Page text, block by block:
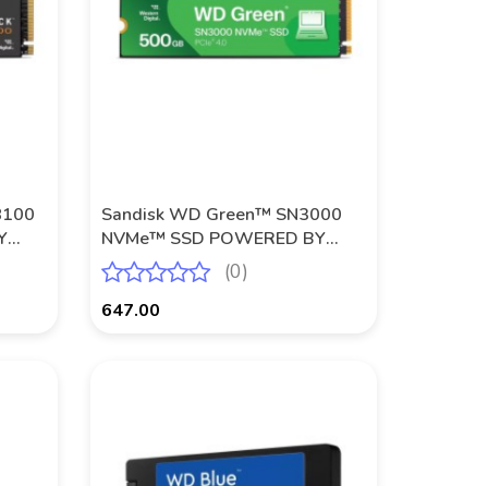
Sandisk WD Green™ SN3000
NVMe™ SSD POWERED BY
SANDISK 500 GB
(0)
647.00